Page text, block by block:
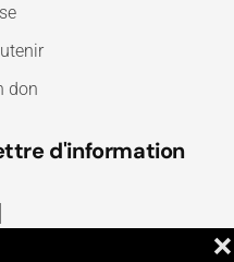
❌
don
d'information